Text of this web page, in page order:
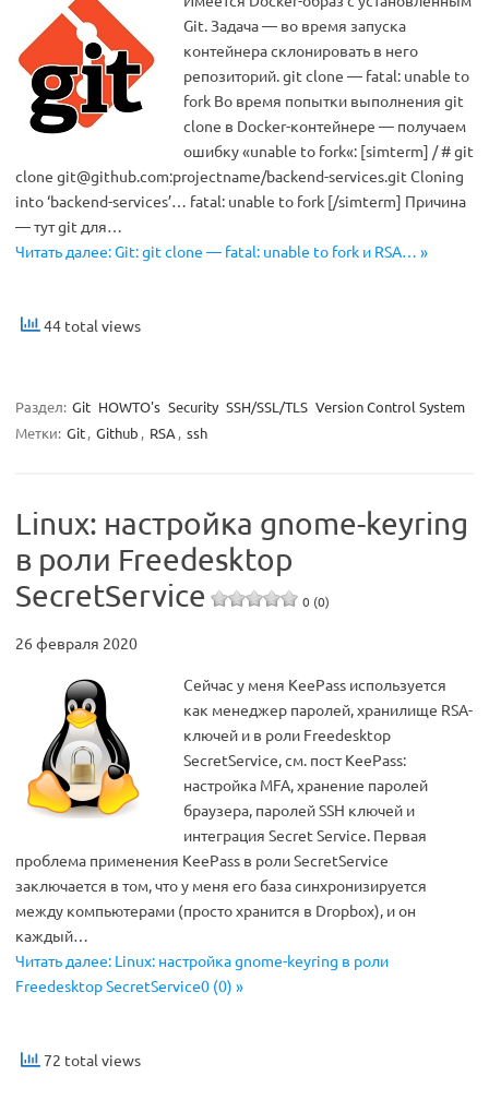
Git. Задача — во время запуска
контейнера склонировать в него
репозиторий. git clone — fatal: unable to
fork Во время попытки выполнения git
clone в Docker-контейнере — получаем
ошибку «unable to fork«: [simterm] / # git
clone git@github.com:projectname/backend-services.git Cloning
into ‘backend-services’… fatal: unable to fork [/simterm] Причина
— тут git для…
Читать далее: Git: git clone — fatal: unable to fork и RSA… »
44 total views
Раздел: Git HOWTO's Security SSH/SSL/TLS Version Control System
Метки: Git, Github , RSA, ssh
Linux: настройка gnome-keyring
в роли Freedesktop
SecretService
0 (0)
26 февраля 2020
Сейчас у меня KeePass используется
как менеджер паролей, хранилище RSA-
ключей и в роли Freedesktop
SecretService, см. пост KeePass:
настройка MFA, хранение паролей
браузера, паролей SSH ключей и
интеграция Secret Service. Первая
проблема применения KeePass в роли SecretService
заключается в том, что у меня его база синхронизируется
между компьютерами (просто хранится в Dropbox), и он
каждый…
Читать далее: Linux: настройка gnome-keyring в роли
Freedesktop SecretService0 (0) »
72 total views